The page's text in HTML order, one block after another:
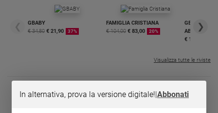
Papa
Chiesa
❮
GBABY
€ 34,80 € 21,90 37%
FAMIGLIA CRISTIANA
€ 104,00 € 83,00 20%
GBABY
€ 16,99
❯
Visualizza tutte le riviste
In alternativa, prova la versione digitale!|Abbonati